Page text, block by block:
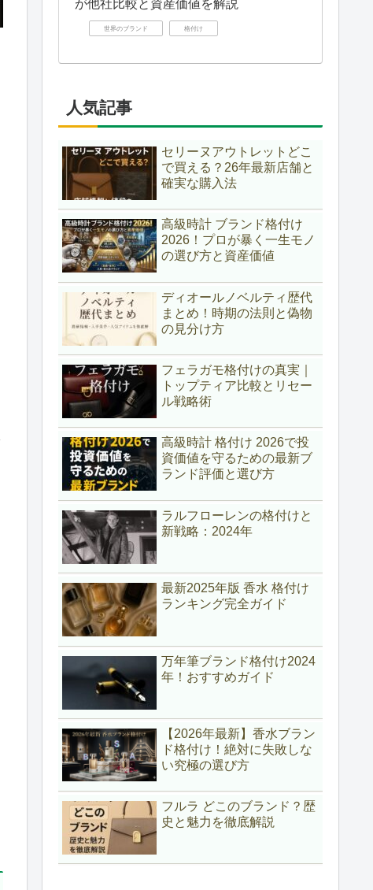
が他社比較と資産価値を解説
世界のブランド 格付け
人気記事
セリーヌアウトレットどこ
で買える？26年最新店舗と
確実な購入法
高級時計 ブランド格付け
2026！プロが暴く一生モノ
の選び方と資産価値
ディオールノベルティ歴代
まとめ！時期の法則と偽物
の見分け方
フェラガモ格付けの真実｜
トップティア比較とリセー
ル戦略術
高級時計 格付け 2026で投
資価値を守るための最新ブ
ランド評価と選び方
ラルフローレンの格付けと
新戦略：2024年
最新2025年版 香水 格付け
ランキング完全ガイド
万年筆ブランド格付け2024
年！おすすめガイド
【2026年最新】香水ブラン
ド格付け！絶対に失敗しな
い究極の選び方
フルラ どこのブランド？歴
史と魅力を徹底解説